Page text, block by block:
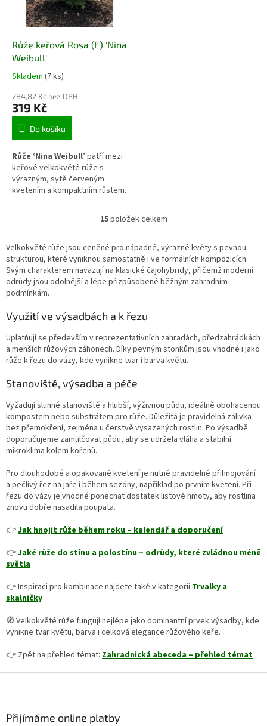
Růže keřová Rosa (F) 'Nina
Weibull'
Skladem (7 ks)
284,82 Kč bez DPH
319 Kč
Do košíku
Růže ‘Nina Weibull’ patří mezi
keřové velkokvěté růže s
výrazným, sytě červeným
kvetením a kompaktním růstem.
záhonech i menších růžových
květu a dlouhodobá stabilita
keře.
O
l
á
d
a
p
v
k
y
ý
i
s
u
15položek celkem
Velkokvěté růže jsou ceněné pro nápadné, výrazné květy s pevnou
strukturou, které vyniknou samostatně i ve formálních kompozicích.
Svým charakterem navazují na klasické čajohybridy, přičemž moderní
odrůdy jsou odolnější a lépe přizpůsobené běžným zahradním
podmínkám.
Využití ve výsadbách a k řezu
Uplatňují se především v reprezentativních zahradách, předzahrádkách
a menších růžových záhonech. Díky pevným stonkům jsou vhodné i jako
růže k řezu do vázy, kde vynikne tvar i barva květu.
Stanoviště, výsadba a péče
Vyžadují slunné stanoviště a hlubší, výživnou půdu, ideálně obohacenou
kompostem nebo substrátem pro růže. Důležitá je pravidelná zálivka
bez přemokření, zejména u čerstvě vysazených rostlin. Po výsadbě
doporučujeme zamulčovat půdu, aby se udržela vláha a stabilní
mikroklima kolem kořenů.
Pro dlouhodobé a opakované kvetení je nutné pravidelné přihnojování
a pečlivý řez na jaře i během sezóny, například po prvním kvetení. Při
řezu do vázy je vhodné ponechat dostatek listové hmoty, aby rostlina
znovu dobře nasadila poupata.
👉Jak hnojit růže během roku – kalendář a doporučení
👉Jaké růže do stínu a polostínu – odrůdy, které zvládnou méně
světla
👉 Inspiraci pro kombinace najdete také v kategorii Trvalky a
skalničky
🧭 Velkokvěté růže fungují nejlépe jako dominantní prvek výsadby, kde
vynikne tvar květu, barva i celková elegance růžového keře.
👉 Zpět na přehled témat: Zahradnická abeceda – přehled témat
Přijímáme online platby